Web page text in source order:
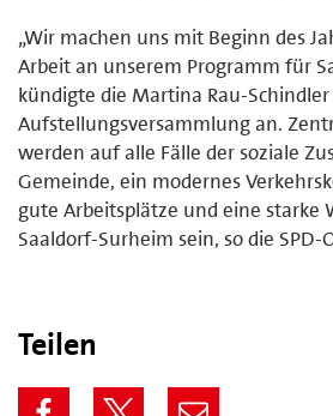
„Wir machen uns mit Beginn des
Arbeit an unserem Programm für
kündigte die Martina Rau-
Aufstellungsversammlung an.
werden auf alle Fälle der soziale
Gemeinde, ein modernes
gute Arbeitsplätze und eine starke
Saaldorf-Surheim sein, so die SPD-
Teilen